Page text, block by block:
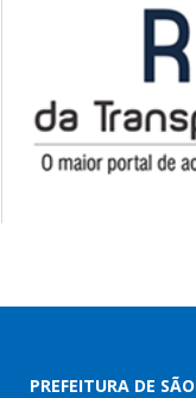
PREFEITURA DE